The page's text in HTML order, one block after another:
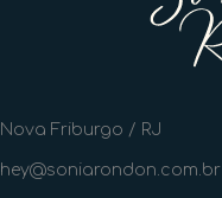
Nova Friburgo / RJ
hey@soniarondon.com.br